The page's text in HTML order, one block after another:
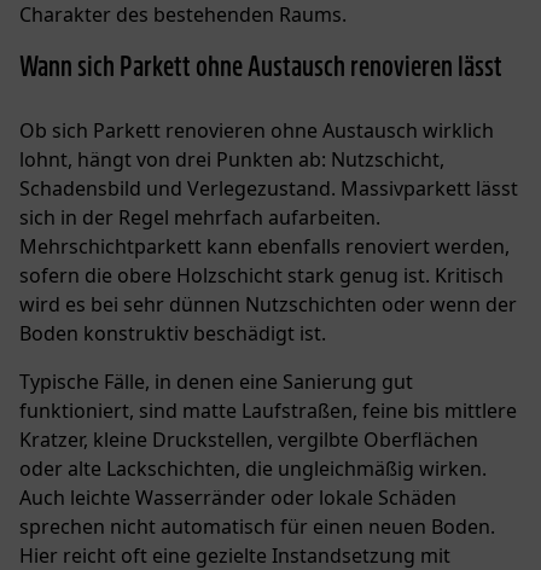
Charakter des bestehenden Raums.
Wann sich Parkett ohne Austausch renovieren lässt
Ob sich Parkett renovieren ohne Austausch wirklich
lohnt, hängt von drei Punkten ab: Nutzschicht,
Schadensbild und Verlegezustand. Massivparkett lässt
sich in der Regel mehrfach aufarbeiten.
Mehrschichtparkett kann ebenfalls renoviert werden,
sofern die obere Holzschicht stark genug ist. Kritisch
wird es bei sehr dünnen Nutzschichten oder wenn der
Boden konstruktiv beschädigt ist.
Typische Fälle, in denen eine Sanierung gut
funktioniert, sind matte Laufstraßen, feine bis mittlere
Kratzer, kleine Druckstellen, vergilbte Oberflächen
oder alte Lackschichten, die ungleichmäßig wirken.
Auch leichte Wasserränder oder lokale Schäden
sprechen nicht automatisch für einen neuen Boden.
Hier reicht oft eine gezielte Instandsetzung mit